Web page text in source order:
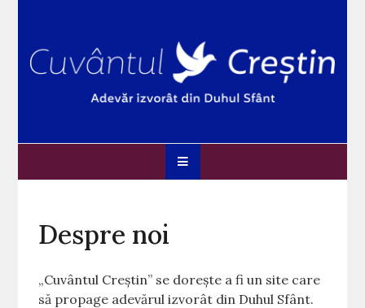
content
Despre noi
„Cuvântul Creștin” se dorește a fi un site care
să propage adevărul izvorât din Duhul Sfânt.